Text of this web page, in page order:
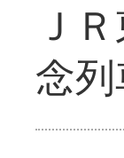
Ｊ
念